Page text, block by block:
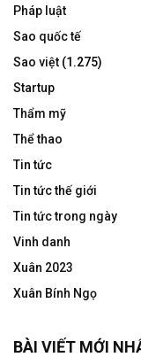
Pháp luật
Sao quốc tế
Sao việt (1.275)
Startup
Thẩm mỹ
Thể thao
Tin tức
Tin tức thế giới
Tin tức trong ngày
Vinh danh
Xuân 2023
Xuân Bính Ngọ
BÀI VIẾT MỚI